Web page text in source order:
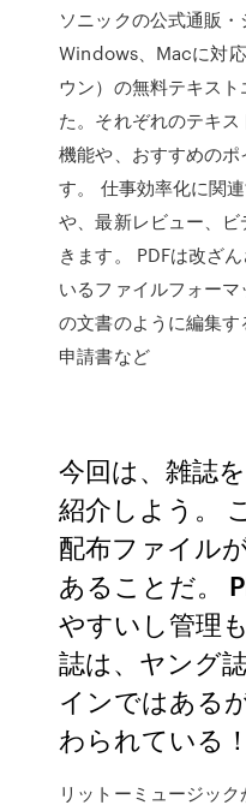
ソニックの公式通販・
Windows、Macに対
ウン）の無料テキス
た。それぞれのテキ
機能や、おすすめの
す。 仕事効率化に関
や、最新レビュー、
きます。 PDFは改ざ
いるファイルフォー
の文書のように編集す
申請書など
今回は、雑誌
紹介しよう。
配布ファイル
あることだ。
やすいし管理
誌は、ヤング
インではある
わられている！
リットーミュージッ